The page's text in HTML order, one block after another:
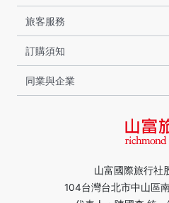
山富國際旅行社
104台灣台北市中山區
旅客服務
訂購須知
同業與企業